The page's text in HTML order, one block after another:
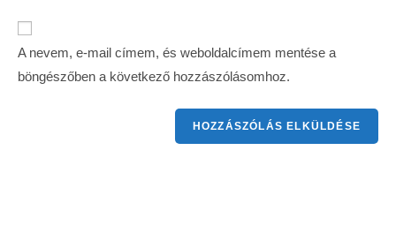
A nevem, e-mail címem, és weboldalcímem mentése a
böngészőben a következő hozzászólásomhoz.